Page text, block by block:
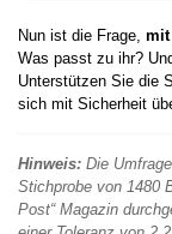
Nun ist die Frage, mit
Was passt zu ihr?
Unterstützen Sie die
sich mit Sicherheit
Hinweis: Die
Stichprobe von 1480
Post“ Magazin